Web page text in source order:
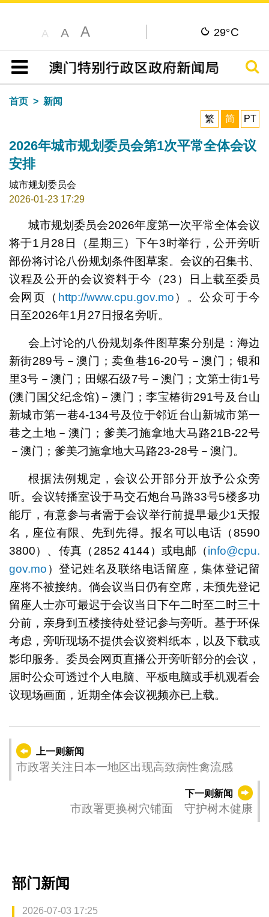
A A A 29°C
目录
搜寻
首页
新闻
繁
简 PT
2026年城市规划委员会第1次平常全体会议
安排
城市规划委员会
2026-01-23 17:29
城市规划委员会2026年度第一次平常全体会议
将于1月28日（星期三）下午3时举行，公开旁听
部份将讨论八份规划条件图草案。会议的召集书、
议程及公开的会议资料于今（23）日上载至委员
会网页（ http://www.cpu.gov.mo ）。公众可于今
日至2026年1月27日报名旁听。
会上讨论的八份规划条件图草案分别是：海边
新街289号－澳门；卖鱼巷16-20号－澳门；银和
里3号－澳门；田螺石级7号－澳门；文第士街1号
(澳门国父纪念馆)－澳门；李宝椿街291号及台山
新城市第一巷4-134号及位于邻近台山新城市第一
巷之土地－澳门；爹美刁施拿地大马路21B-22号
－澳门；爹美刁施拿地大马路23-28号－澳门。
根据法例规定，会议公开部分开放予公众旁
听。会议转播室设于马交石炮台马路33号5楼多功
能厅，有意参与者需于会议举行前提早最少1天报
名，座位有限、先到先得。报名可以电话（8590
3800）、传真（2852 4144）或电邮（info@cpu.
gov.mo ）登记姓名及联络电话留座，集体登记留
座将不被接纳。倘会议当日仍有空席，未预先登记
留座人士亦可最迟于会议当日下午二时至二时三十
分前，亲身到五楼接待处登记参与旁听。基于环保
考虑，旁听现场不提供会议资料纸本，以及下载或
影印服务。委员会网页直播公开旁听部分的会议，
届时公众可透过个人电脑、平板电脑或手机观看会
议现场画面，近期全体会议视频亦已上载。
上一则新闻
市政署关注日本一地区出现高致病性禽流感
下一则新闻
市政署更换树穴铺面 守护树木健康
部门新闻
2026-07-03 17:25